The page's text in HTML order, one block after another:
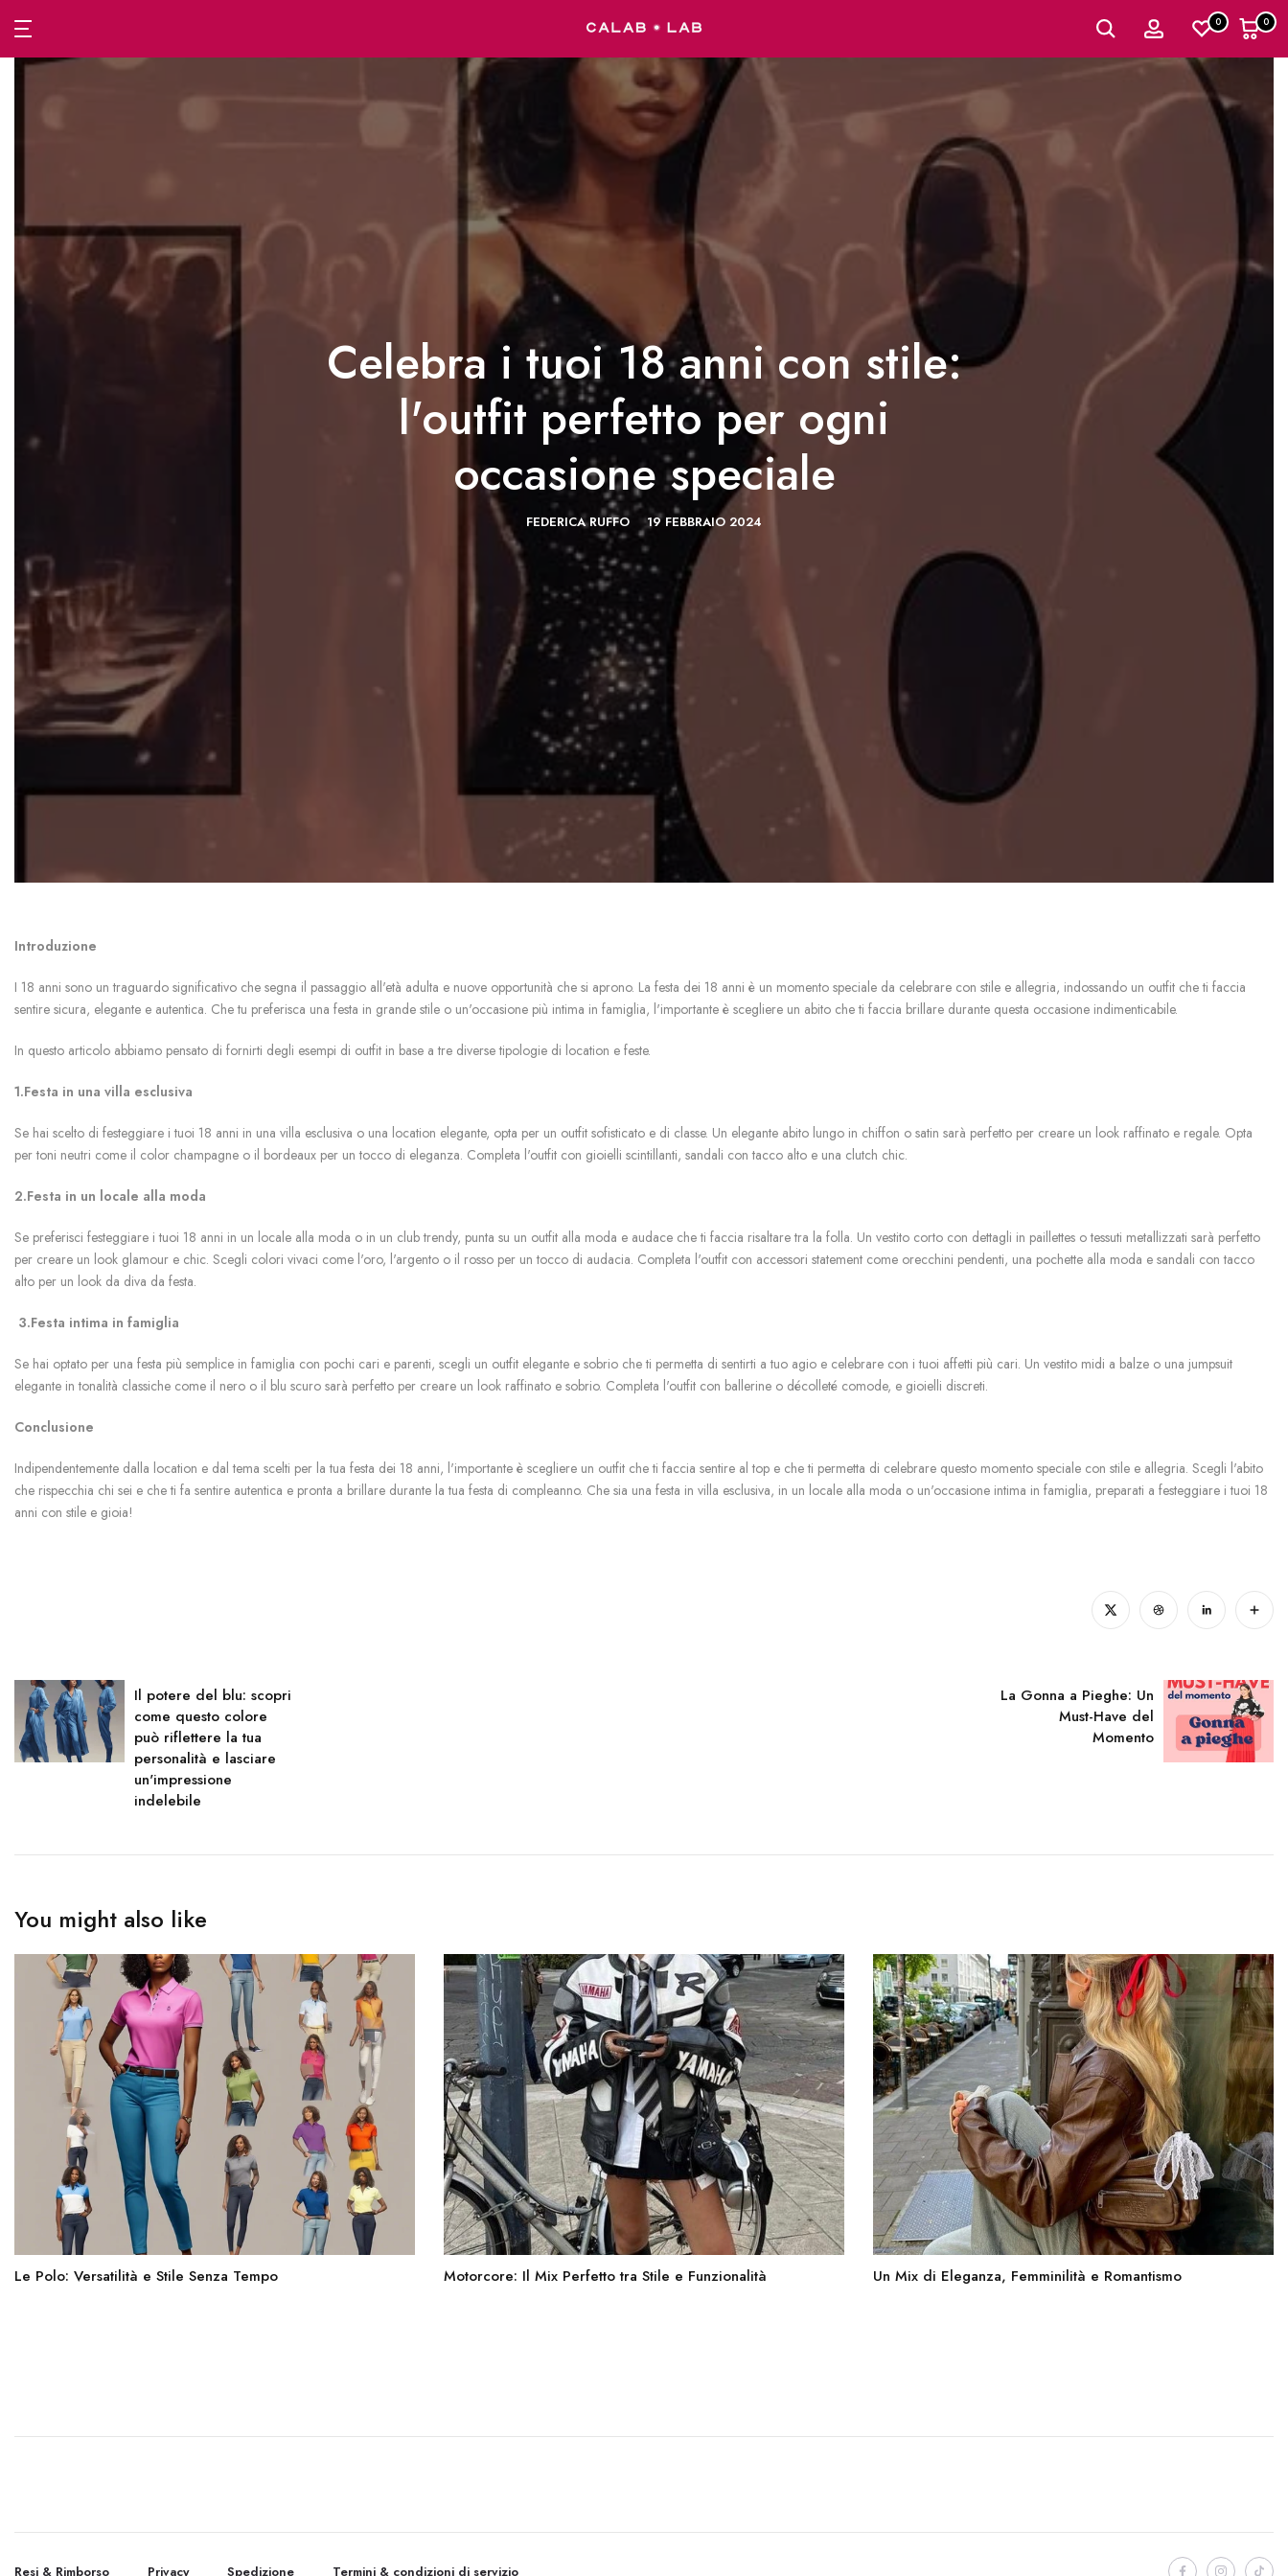
Passa
al
contenuto
0 0
Celebra i tuoi 18 anni con stile:
l'outfit perfetto per ogni
occasione speciale
FEDERICA RUFFO 19 FEBBRAIO 2024
Introduzione
I 18 anni sono un traguardo significativo che segna il passaggio all'età adulta e nuove opportunità che si aprono. La festa dei 18 anni è un momento speciale da celebrare con stile e allegria, indossando un outfit che ti faccia
sentire sicura, elegante e autentica. Che tu preferisca una festa in grande stile o un'occasione più intima in famiglia, l'importante è scegliere un abito che ti faccia brillare durante questa occasione indimenticabile.
In questo articolo abbiamo pensato di fornirti degli esempi di outfit in base a tre diverse tipologie di location e feste.
1.Festa in una villa esclusiva
Se hai scelto di festeggiare i tuoi 18 anni in una villa esclusiva o una location elegante, opta per un outfit sofisticato e di classe. Un elegante abito lungo in chiffon o satin sarà perfetto per creare un look raffinato e regale. Opta
per toni neutri come il color champagne o il bordeaux per un tocco di eleganza. Completa l'outfit con gioielli scintillanti, sandali con tacco alto e una clutch chic.
2.Festa in un locale alla moda
Se preferisci festeggiare i tuoi 18 anni in un locale alla moda o in un club trendy, punta su un outfit alla moda e audace che ti faccia risaltare tra la folla. Un vestito corto con dettagli in paillettes o tessuti metallizzati sarà perfetto
per creare un look glamour e chic. Scegli colori vivaci come l'oro, l'argento o il rosso per un tocco di audacia. Completa l'outfit con accessori statement come orecchini pendenti, una pochette alla moda e sandali con tacco
alto per un look da diva da festa.
3.Festa intima in famiglia
Se hai optato per una festa più semplice in famiglia con pochi cari e parenti, scegli un outfit elegante e sobrio che ti permetta di sentirti a tuo agio e celebrare con i tuoi affetti più cari. Un vestito midi a balze o una jumpsuit
elegante in tonalità classiche come il nero o il blu scuro sarà perfetto per creare un look raffinato e sobrio. Completa l'outfit con ballerine o décolleté comode, e gioielli discreti.
Conclusione
Indipendentemente dalla location e dal tema scelti per la tua festa dei 18 anni, l'importante è scegliere un outfit che ti faccia sentire al top e che ti permetta di celebrare questo momento speciale con stile e allegria. Scegli l'abito
che rispecchia chi sei e che ti fa sentire autentica e pronta a brillare durante la tua festa di compleanno. Che sia una festa in villa esclusiva, in un locale alla moda o un'occasione intima in famiglia, preparati a festeggiare i tuoi 18
anni con stile e gioia!
Il potere del blu: scopri
come questo colore
può riflettere la tua
personalità e lasciare
un'impressione
indelebile
La Gonna a Pieghe: Un
Must-Have del
Momento
You might also like
Le Polo: Versatilità e Stile Senza Tempo Motorcore: Il Mix Perfetto tra Stile e Funzionalità Un Mix di Eleganza, Femminilità e Romantismo
Resi & Rimborso Privacy Spedizione Termini & condizioni di servizio